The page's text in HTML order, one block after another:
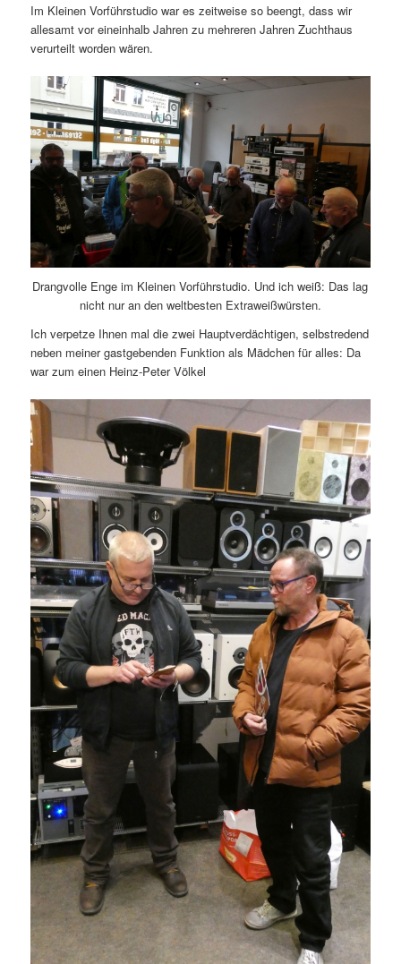
Im Kleinen Vorführstudio war es zeitweise so beengt, dass wir
allesamt vor eineinhalb Jahren zu mehreren Jahren Zuchthaus
verurteilt worden wären.
Drangvolle Enge im Kleinen Vorführstudio. Und ich weiß: Das lag
nicht nur an den weltbesten Extraweißwürsten.
Ich verpetze Ihnen mal die zwei Hauptverdächtigen, selbstredend
neben meiner gastgebenden Funktion als Mädchen für alles: Da
war zum einen Heinz-Peter Völkel